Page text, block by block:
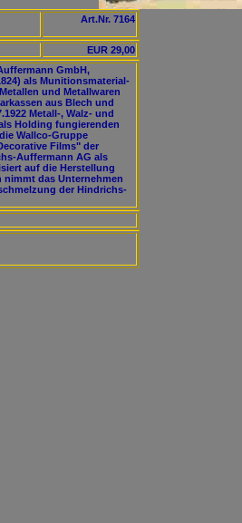
Art.Nr. 7164
EUR 29,00
GmbH,
als Munitionsmaterial-
und Metallwaren
aus Blech und
Metall-, Walz- und
Holding fungierenden
Wallco-Gruppe
Films" der
Auffermann AG als
auf die Herstellung
nimmt das Unternehmen
der Hindrichs-